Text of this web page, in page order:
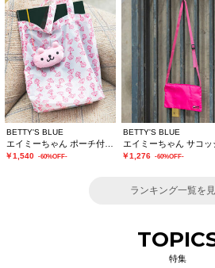
BETTY'S BLUE
￥1,540 -60%OFF-
BETTY'S BLUE
エイミーちゃん サコッ
￥1,276 -60%OFF-
ランキング一覧を
特集